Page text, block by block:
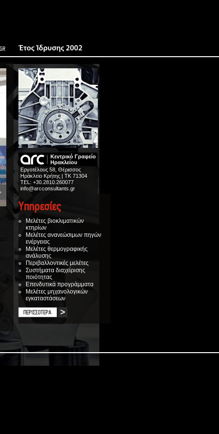
GR
Κεντρικό Γραφείο
Ηρακλείου
Εργοτέλους 58, Θέρισσος
Ηράκλειο Κρήτης | ΤΚ 71304
TEL: +30.2810.260077
info@arcconsultants.gr
Υπηρεσίες
Μελέτες βιοκλιματικών
κτηρίων
Μελέτες ανανεώσιμων πηγών
ενέργειας
Μελέτες θερμογραφικής
ανάλυσης
Περιβαλλοντικές μελέτες
Συστήματα διαχείρισης
ποιότητας
Επενδυτικά προγράμματα
Μελέτες μηχανολογικών
εγκαταστάσεων
ΠΕΡΙΣΣΟΤΕΡΑ